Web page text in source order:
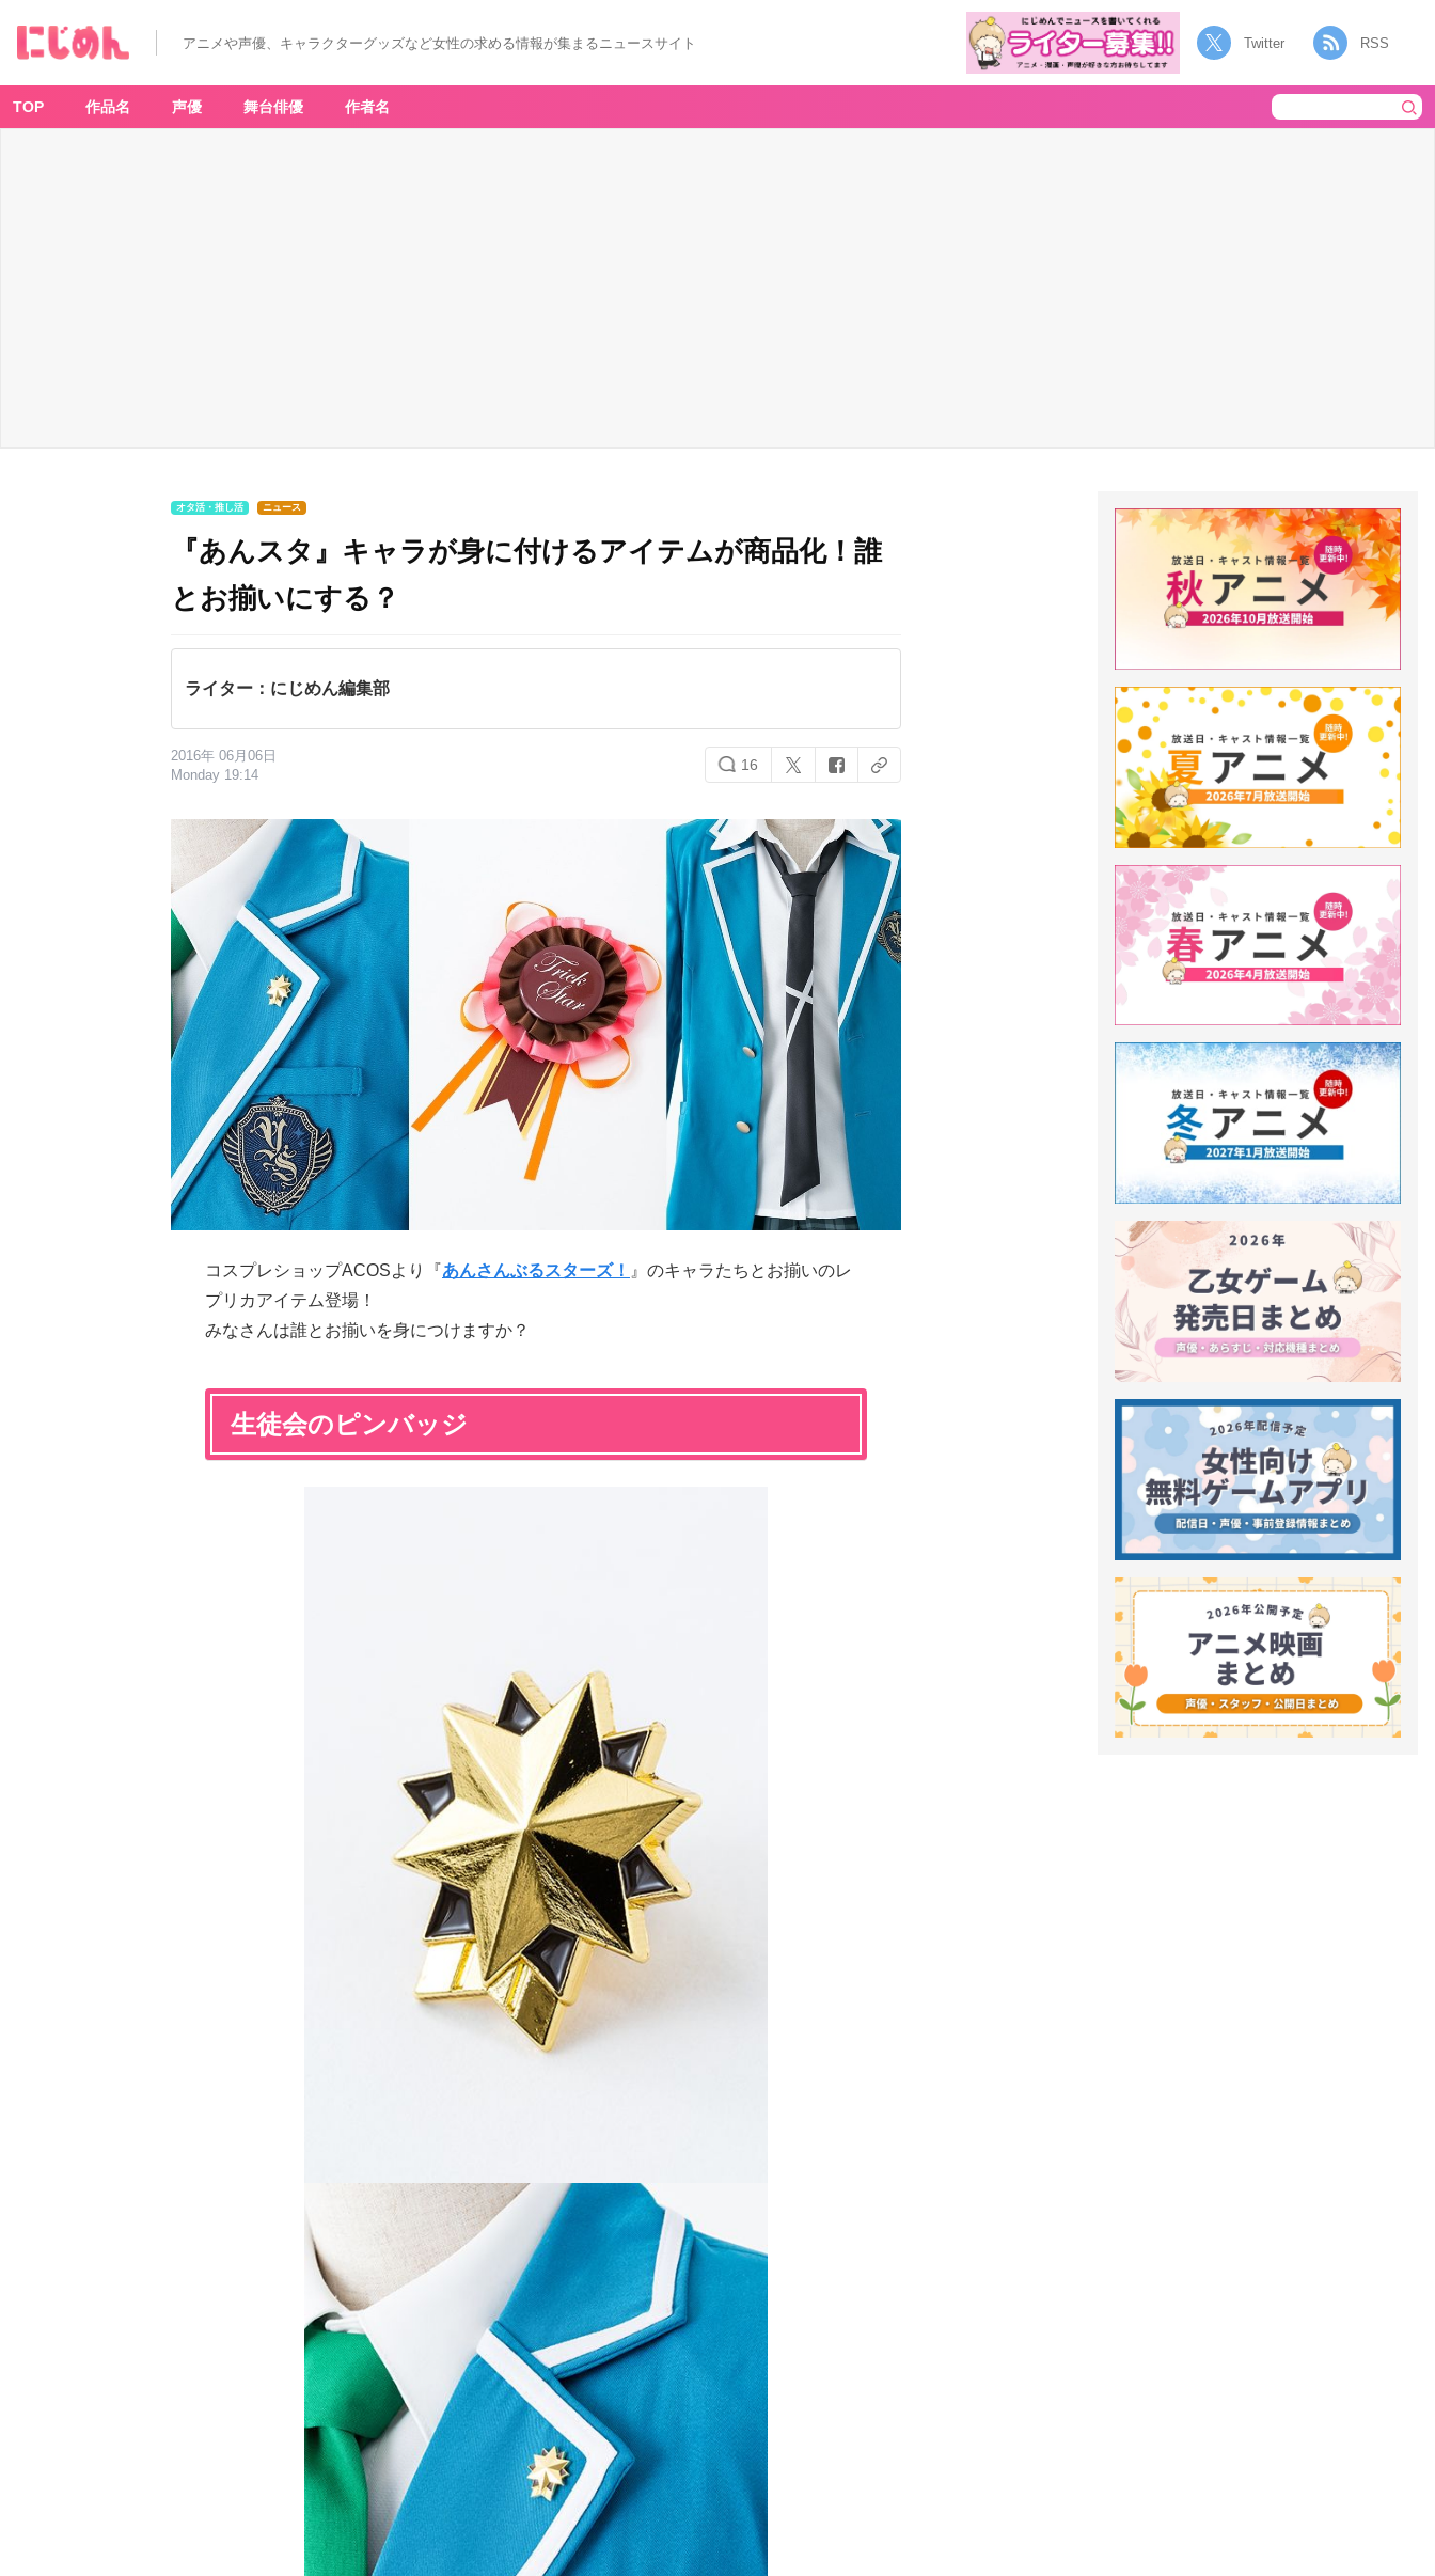
アニメや声優、キャラクターグッズなど女性の求める情報が集まるニュースサイト Twitter RSS
TOP 作品名 声優 舞台俳優 作者名
オタ活・推し活 ニュース
『あんスタ』キャラが身に付けるアイテムが商品化！誰
とお揃いにする？
ライター：にじめん編集部
2016年 06月06日
Monday 19:14
16
コスプレショップACOSより『あんさんぶるスターズ！ 』のキャラたちとお揃いのレ
プリカアイテム登場！
みなさんは誰とお揃いを身につけますか？
生徒会のピンバッジ